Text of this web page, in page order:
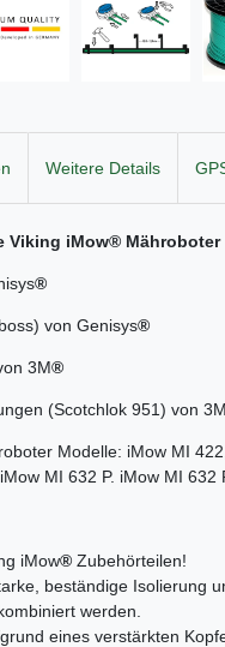
Weitere Details
Viking iMow® Mähroboter
®
von Genisys®
3M®
(Scotchlok 951) von 3M
Modelle: iMow MI
MI 632 P. iMow MI 632
iMow® Zubehörteilen!
beständige Isolierung
werden.
eines verstärkten